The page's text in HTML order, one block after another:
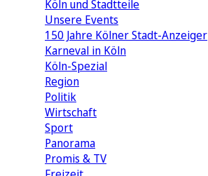
Köln und Stadtteile
Unsere Events
150 Jahre Kölner Stadt-Anzeiger
Karneval in Köln
Köln-Spezial
Region
Politik
Wirtschaft
Sport
Panorama
Promis & TV